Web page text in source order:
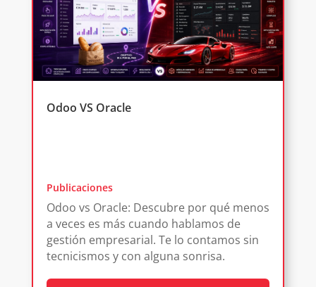
Odoo VS Oracle
Publicaciones
Odoo vs Oracle: Descubre por qué menos
a veces es más cuando hablamos de
gestión empresarial. Te lo contamos sin
tecnicismos y con alguna sonrisa.